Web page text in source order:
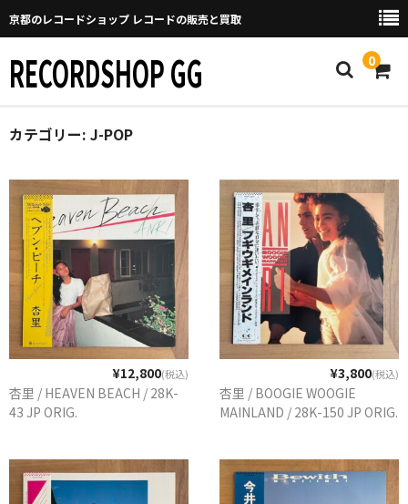
京都のレコードショップ レコードの販売と買取
RECORDSHOP GG 0
Home
GGについて
買取について
取り置きなどについて
Categories
New Arrivals
新譜
全商品
カテゴリー: J-POP
¥12,800(税込)
杏里 / HEAVEN BEACH / 28K-
43 JP ORIG.
¥3,800(税込)
杏里 / BOOGIE WOOGIE
MAINLAND / 28K-150 JP ORIG.